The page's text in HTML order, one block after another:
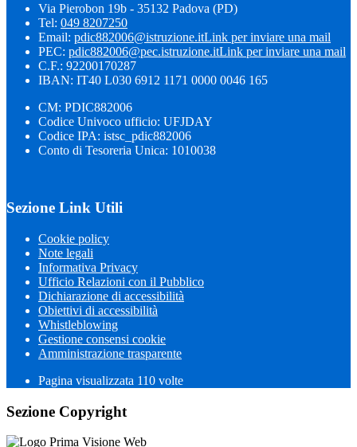
Via Pierobon 19b - 35132 Padova (PD)
Tel: 049 8207250
Email: pdic882006@istruzione.itLink per inviare una mail
PEC: pdic882006@pec.istruzione.itLink per inviare una mail
C.F.: 92200170287
IBAN: IT40 L030 6912 1171 0000 0046 165
CM: PDIC882006
Codice Univoco ufficio: UFJDAY
Codice IPA: istsc_pdic882006
Conto di Tesoreria Unica: 1010038
Sezione Link Utili
Cookie policy
Note legali
Informativa Privacy
Ufficio Relazioni con il Pubblico
Dichiarazione di accessibilità
Obiettivi di accessibilità
Whistleblowing
Gestione consensi cookie
Amministrazione trasparente
Pagina visualizzata 110 volte
Sezione Copyright